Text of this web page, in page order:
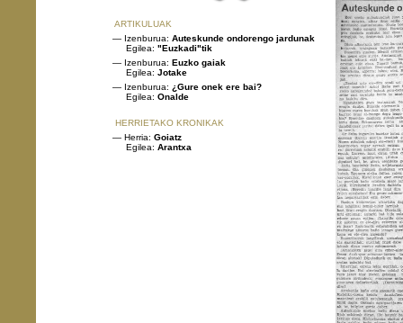
ARTIKULUAK
— Izenburua: Auteskunde ondorengo jardunak
Egilea: "Euzkadi"tik
— Izenburua: Euzko gaiak
Egilea: Jotake
— Izenburua: ¿Gure onek ere bai?
Egilea: Onalde
HERRIETAKO KRONIKAK
— Herria: Goiatz
Egilea: Arantxa